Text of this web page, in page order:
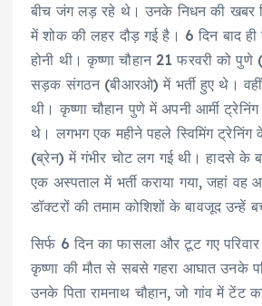
बीच जंग लड़ रहे थे। उनके निधन की खबर
में शोक की लहर दौड़ गई है। 6 दिन बाद ही
होनी थी। कृष्णा चौहान 21 फरवरी को पुणे
सड़क संगठन (बीआरओ) में भर्ती हुए थे। वहीं
थी। कृष्णा चौहान पुणे में अपनी आर्मी
थे। लगभग एक महीने पहले स्विमिंग ट्रेनिंग
(ब्रेन) में गंभीर चोट लग गई थी। हादसे के
एक अस्पताल में भर्ती कराया गया, जहां वह
डॉक्टरों की तमाम कोशिशों के बावजूद उन्हें
सिर्फ 6 दिन का फासला और टूट गए
कृष्णा की मौत से सबसे गहरा आघात उनके
उनके पिता रामनाथ चौहान, जो गांव में टेंट